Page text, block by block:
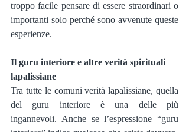
troppo facile pensare di essere straordinari o
importanti solo perché sono avvenute queste
esperienze.
Il guru interiore e altre verità spirituali
lapalissiane
Tra tutte le comuni verità lapalissiane, quella
del guru interiore è una delle più
ingannevoli. Anche se l’espressione “guru